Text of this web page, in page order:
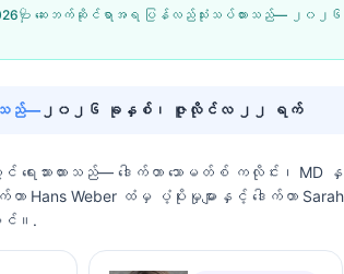
🩺 ဆေးဘက်ဆိုင်ရာအရ ပြန်လည်သုံးသပ်ထားသည်—
၂၀၂
သည်— ၂၀၂၆ ခုနှစ်၊ ဇူလိုင်လ ၂၂ ရက်
ရေးသားထားသည်— ဒေါက်တာ သောမတ်စ် ကလိုင်း၊ MD နှ
က်တာ Hans Weber ထံမှ ပံ့ပိုးမှုများနှင့် ဒေါက်တာ
င်။.